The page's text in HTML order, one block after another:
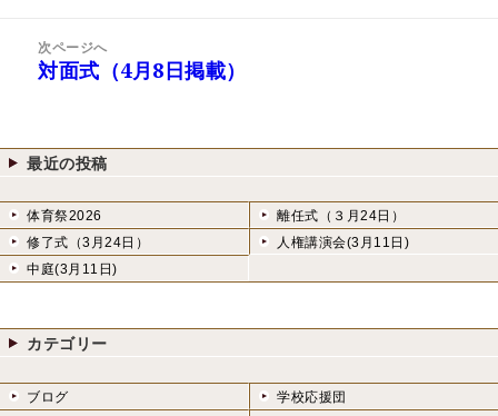
ン
投
稿:
次ページへ
次
稿:
対面式（4月8日掲載）
最近の投稿
体育祭2026
離任式（３月24日）
修了式（3月24日）
人権講演会(3月11日)
中庭(3月11日)
カテゴリー
ブログ
学校応援団